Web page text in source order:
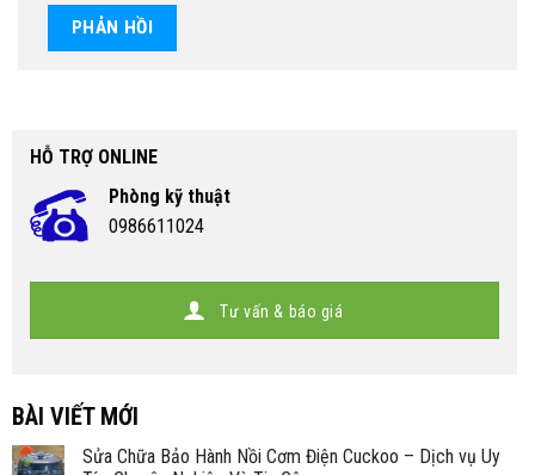
HỖ TRỢ ONLINE
Phòng kỹ thuật
0986611024
Tư vấn & báo giá
BÀI VIẾT MỚI
Sửa Chữa Bảo Hành Nồi Cơm Điện Cuckoo – Dịch vụ Uy